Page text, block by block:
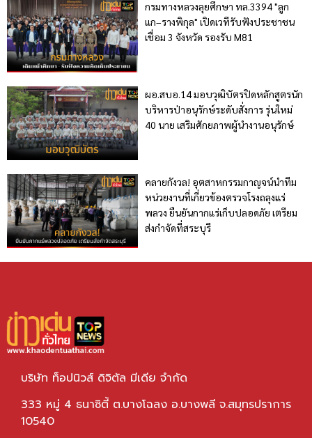
กรมทางหลวงลุยศึกษา ทล.3394 "ลูก
แก–รางพิกุล" เปิดเวทีรับฟังประชาชน
เชื่อม 3 จังหวัด รองรับ M81
ผอ.สบอ.14 มอบวุฒิบัตรปิดหลักสูตรนัก
บริหารป่าอนุรักษ์ระดับสั่งการ รุ่นใหม่
40 นาย เสริมศักยภาพผู้นำงานอนุรักษ์
คลายกังวล! อุตสาหกรรมกาญจน์นำทีม
หน่วยงานที่เกี่ยวข้องตรวจโรงถลุงแร่
พลวง ยืนยันกากแร่เก็บปลอดภัย เตรียม
ส่งกำจัดที่สระบุรี
บริษัท ท็อปนิวส์ ดิจิตัล มีเดีย จำกัด
333 หมู่ 4 ธนาซิตี้ ต.บางโฉลง อ.บางพลี จ.สมุทรปราการ
10540